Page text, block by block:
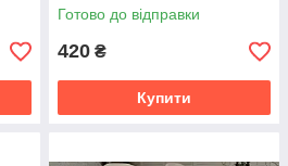
Готово до відправки
420 ₴
Купити